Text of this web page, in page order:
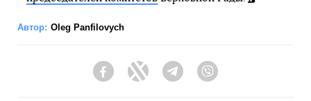
Автор: Oleg Panfilovych
FacebookTwitter Telegram